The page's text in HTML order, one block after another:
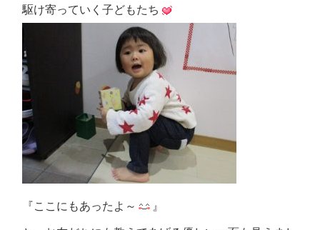
駆け寄っていく子どもたち
『ここにもあったよ～ 』